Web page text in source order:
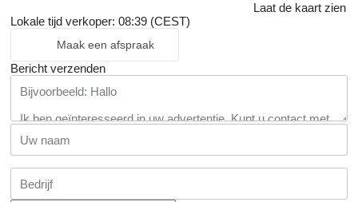
Laat de kaart zien
Lokale tijd verkoper: 08:39 (CEST)
Maak een afspraak
Bericht verzenden